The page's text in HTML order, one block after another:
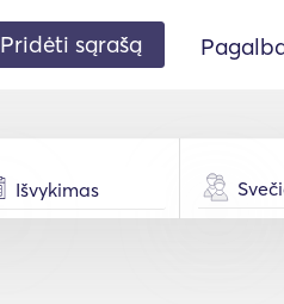
Pridėti sąrašą